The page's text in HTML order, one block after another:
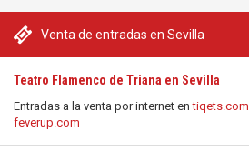
Venta de entradas en Sevilla
Teatro Flamenco de Triana en Sevilla
Entradas a la venta por internet entiqets.com
feverup.com